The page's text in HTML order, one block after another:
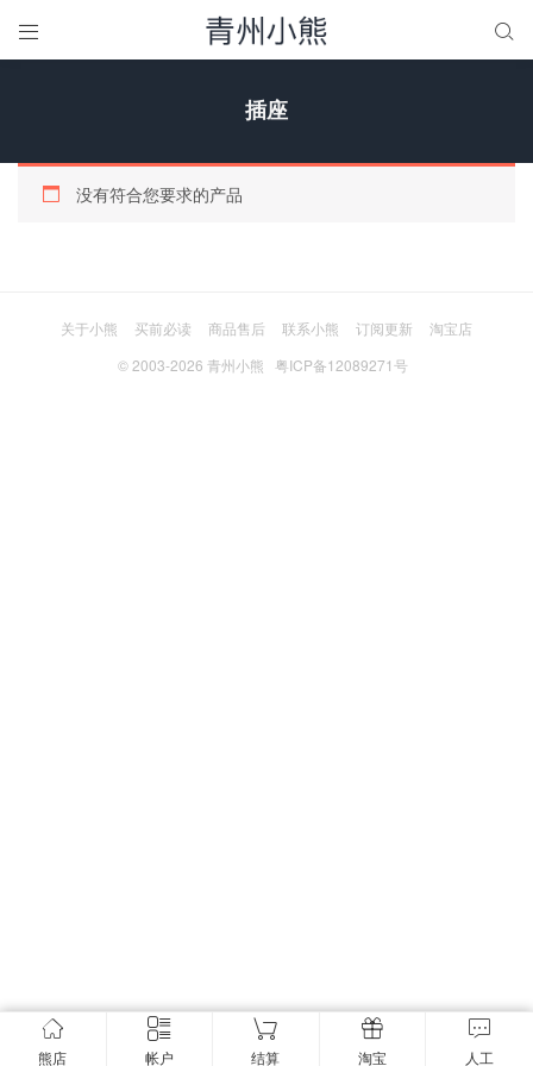
 
插座
没有符合您要求的产品
熊店 帐户 结算 淘宝 人工
关于小熊 买前必读 商品售后 联系小熊 订阅更新
淘宝店
© 2003-2026 青州小熊 粤ICP备12089271号